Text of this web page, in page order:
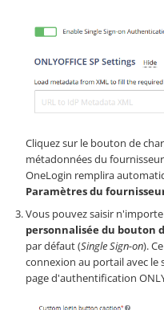
Cliquez sur le bouton de
métadonnées du
OneLogin remplira
Paramètres du fournisseur
Vous pouvez saisir
personnalisée du bouton
par défaut (Single Sign-on).
connexion au portail avec
page d'authentification